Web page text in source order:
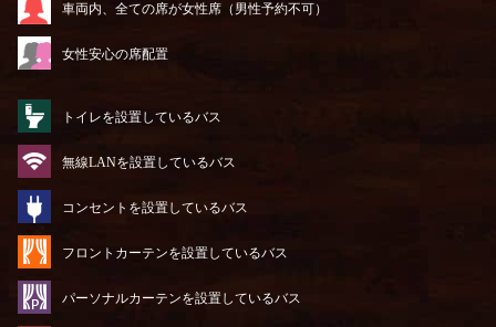
車両内、全ての席が女性席（男性予約不可）
女性安心の席配置
トイレを設置しているバス
無線LANを設置しているバス
コンセントを設置しているバス
フロントカーテンを設置しているバス
パーソナルカーテンを設置しているバス